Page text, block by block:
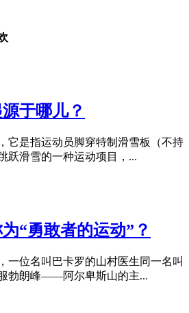
于哪儿？
它是指运动员脚穿特制滑雪板（不持
跃滑雪的一种运动项目，...
“勇敢者的运动”？
一位名叫巴卡罗的山村医生同一名叫
勃朗峰——阿尔卑斯山的主...